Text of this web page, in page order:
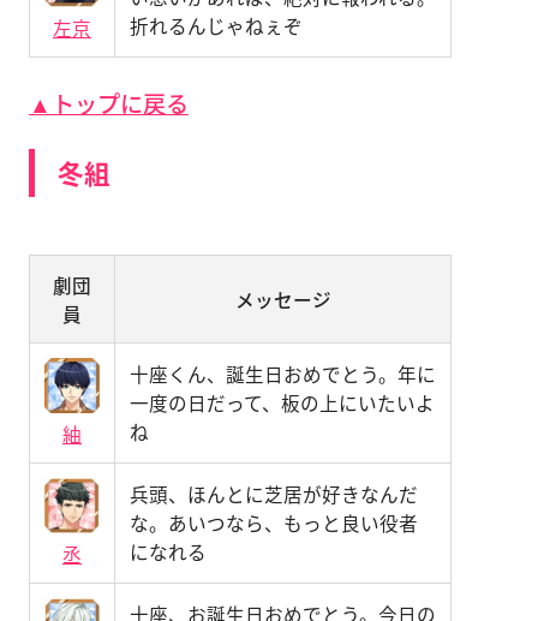
左京
折れるんじゃねぇぞ
▲トップに戻る
冬組
劇団
員
メッセージ
紬
十座くん、誕生日おめでとう。年に
一度の日だって、板の上にいたいよ
ね
丞
兵頭、ほんとに芝居が好きなんだ
な。あいつなら、もっと良い役者
になれる
十座、お誕生日おめでとう。今日の